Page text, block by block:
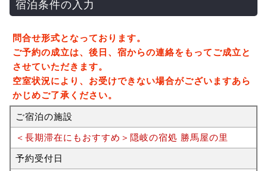
宿泊条件の入力
問合せ形式となっております。
ご予約の成立は、後日、宿からの連絡をもってご成立と
させていただきます。
空室状況により、お受けできない場合がございますあら
かじめご了承ください。
ご宿泊の施設
＜長期滞在にもおすすめ＞隠岐の宿処 勝馬屋の里
予約受付日